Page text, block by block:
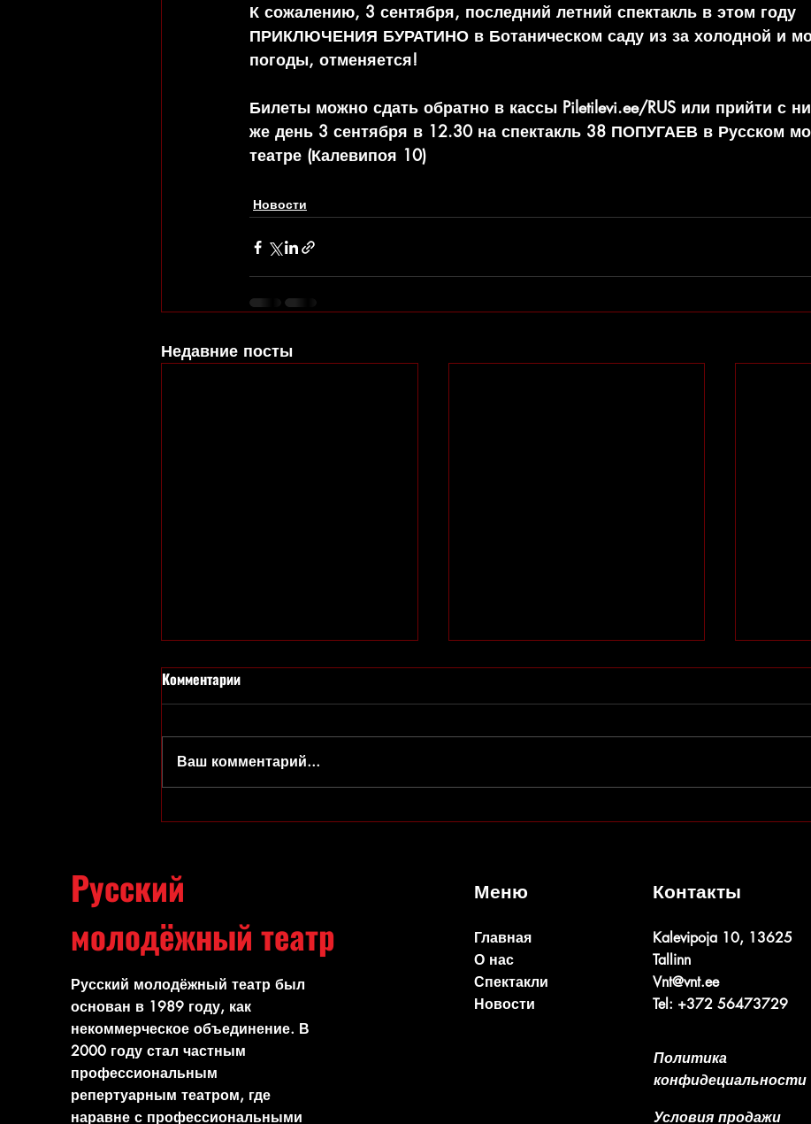
К сожалению, 3 сентября, последний летний спектакль в этом году
ПРИКЛЮЧЕНИЯ БУРАТИНО в Ботаническом саду из за холодной и
погоды, отменяется!
Билеты можно сдать обратно в кассы Piletilevi.ee/RUS или прийти с
же день 3 сентября в 12.30 на спектакль 38 ПОПУГАЕВ в Русском
театре (Калевипоя 10)
Новости
Недавние посты
Изменения в репертуаре
Летний
Комментарии
Ваш комментарий...
Русский
молодёжный театр
Русский молодёжный театр был
основан в 1989 году, как
некоммерческое объединение. В
2000 году стал частным
профессиональным
репертуарным театром, где
наравне с профессиональными
Меню
Главная
О нас
Спектакли
Новости
Контакты
Kalevipoja 10, 13625
Tallinn
Vnt@vnt.ee
Tel: +372 56473729
Политика
конфидециальности
Условия продажи